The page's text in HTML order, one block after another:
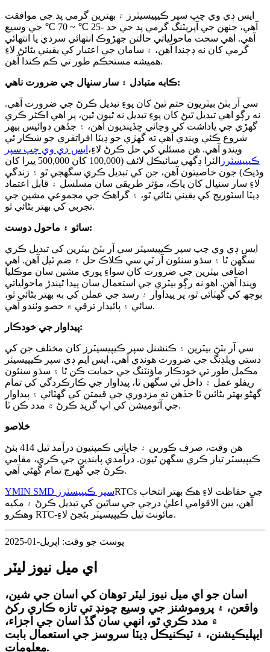
ايس ڊي وي چپ سپر ڪيپيسيٽرز ۾ بهترين گرمي پد جي موافقت
آهي، جنهن جي آپريٽنگ گرمي پد جي حد -25 ℃ ~ 70 ℃ جي وسيع
آهي. اهي سخت ماحولياتي حالتن جهڙوڪ انتهائي سردي يا انتهائي
گرمي کان نه ڊڄندا آهن، ۽ سامان جي اعتبار کي يقيني بڻائڻ لاءِ
هميشه مستحڪم طور تي ڪم ڪندا آهن.
ڪابه متبادل ۽ سار سنڀال جي ضرورت ناهي:
سي آر بٽڻ بيٽريون ختم ٿيڻ کان پوءِ تبديل ڪرڻ جي ضرورت آهي.
نه رڳو اهي تبديل ٿيڻ کان پوءِ تبديل نه ٿيون ٿين، پر اهي اڪثر ڪري
گھڙي جي ياداشت کي وڃائي ڇڏينديون آهن، ۽ جڏهن ڊوائيس ٻيهر
شروع ڪئي ويندي آهي ته گھڙي جو ڊيٽا افراتفري جو شڪار ٿي
ويندو آهي. هن مسئلي کي حل ڪرڻ لاءِ، ايس ڊي وي چپ سپر
ڪيپيسٽرز
الٽرا ڊگھي سائيڪل لائف (100,000 کان 500,000 ڀيرا کان
وڌيڪ) جون خاصيتون آهن، جن کي تبديل ڪري سگهجي ٿو ۽ زندگي
لاءِ سار سنڀال کان پاڪ، مؤثر طريقي سان مسلسل ۽ قابل اعتماد
ڊيٽا اسٽوريج کي يقيني بڻائي ٿو، ۽ گراهڪ جي مجموعي مشين جي
تجربي کي بهتر بڻائي ٿو.
سائو ۽ ماحول دوست:
ايس ڊي وي چپ سپر ڪيپيسيٽر سي آر بٽڻ بيٽرين کي تبديل ڪري
سگهن ٿا ۽ سڌو سنئون آر ٽي سي ڪلاڪ حل ۾ ضم ٿيل آهن. اهي
اضافي بيٽرين جي ضرورت کان سواءِ پوري مشين سان موڪليا
ويندا آهن. اهو نه رڳو بيٽري جي استعمال سان پيدا ٿيندڙ ماحولياتي
بوجھ کي گهٽائي ٿو، پر پيداوار ۽ رسد جي عملن کي به بهتر بڻائي ٿو،
سائي ۽ پائيدار ترقي ۾ حصو وٺندو آهي.
پيداوار جي خودڪار:
سي آر بٽڻ بيٽرين ۽ ڪنشنل سپر ڪيپيسيٽرز کان مختلف جن کي
دستي ويلڊنگ جي ضرورت هوندي آهي، ايس ايم ڊي سپر ڪيپيسيٽر
مڪمل طور تي خودڪار ماؤنٽنگ جي حمايت ڪن ٿا ۽ سڌو سنئون
ريفلو عمل ۾ داخل ٿي سگهن ٿا، پيداوار جي ڪارڪردگي کي تمام
گهڻو بهتر بڻائين ٿا جڏهن ته مزدوري جي قيمتن کي گهٽائي ۽ پيداوار
جي آٽوميشن کي اپ گريڊ ڪرڻ ۾ مدد ڪن ٿا.
خلاصو
هن وقت، صرف ڪورين ۽ جاپاني ڪمپنيون درآمد ٿيل 414 بٽڻ
ڪيپيسٽر تيار ڪري سگهن ٿيون. درآمدي پابندين جي ڪري، مقامي
ڪرڻ جي گهرج تمام گهڻي آهي.
YMIN SMD سپر ڪيپيسٽرزRTCs جي حفاظت لاءِ هڪ بهتر انتخاب
آهن، بين الاقوامي اعليٰ درجي جي ساٿين کي تبديل ڪرڻ ۽ مکيه
وهڪرو RTC-مائونٽ ٿيل ڪيپيسيٽر بڻجڻ لاءِ.
پوسٽ جو وقت: اپريل-01-2025
اي ميل نيوز ليٽر
اسان جو اي ميل نيوز ليٽر توهان کي اسان جي شين،
واقعن، ۽ پروموشنز جي وسيع چونڊ تي تازه ڪاري رکڻ
۾ مدد ڪري ٿو، انهي سان گڏ اسان جي اجزاء،
ايپليڪيشنن، ۽ ٽيڪنيڪل ڊيٽا سروسز جي استعمال بابت
معلومات.